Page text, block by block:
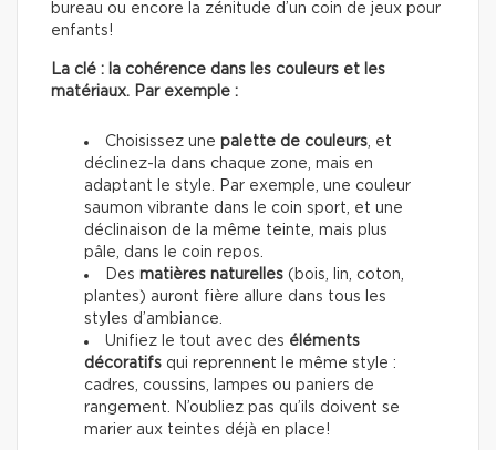
bureau ou encore la zénitude d’un coin de jeux pour
enfants!
La clé : la cohérence dans les couleurs et les
matériaux. Par exemple :
Choisissez une palette de couleurs, et
déclinez-la dans chaque zone, mais en
adaptant le style. Par exemple, une couleur
saumon vibrante dans le coin sport, et une
déclinaison de la même teinte, mais plus
pâle, dans le coin repos.
Des matières naturelles (bois, lin, coton,
plantes) auront fière allure dans tous les
styles d’ambiance.
Unifiez le tout avec des éléments
décoratifs qui reprennent le même style :
cadres, coussins, lampes ou paniers de
rangement. N’oubliez pas qu’ils doivent se
marier aux teintes déjà en place!